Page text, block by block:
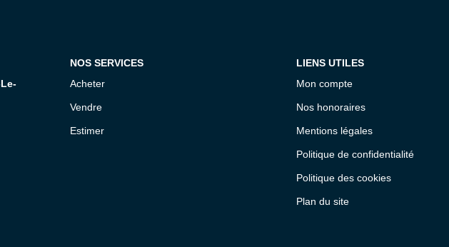
NOS SERVICES
Acheter
Vendre
Estimer
LIENS UTILES
Mon compte
Nos honoraires
Mentions légales
Politique de confidentialité
Politique des cookies
Plan du site